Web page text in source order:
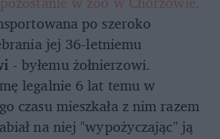
po szeroko
jej 36-letniemu
- byłemu żołnierzowi.
legalnie 6 lat temu w
czasu mieszkała z nim razem
na niej "wypożyczając" ją